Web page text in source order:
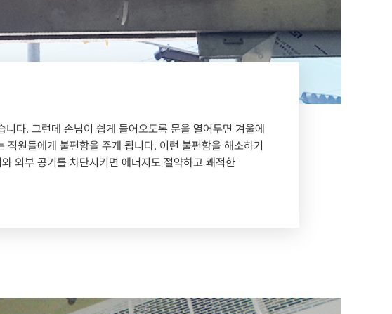
다. 그런데 손님이 쉽게 들어오도록 문을 열어두면 겨울에
원들에게 불편함을 주게 됩니다. 이런 불편함을 해소하기
외부 공기를 차단시키면 에너지도 절약하고 쾌적한